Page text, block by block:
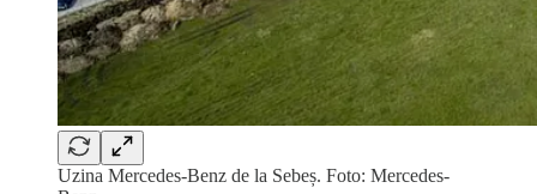
Uzina Mercedes-Benz de la Sebeș. Foto: Mercedes-